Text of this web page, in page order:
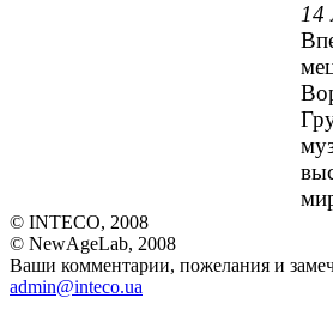
14
© INTECO, 2008
© NewAgeLab, 2008
Ваши комментарии, пожелания и
admin@inteco.ua